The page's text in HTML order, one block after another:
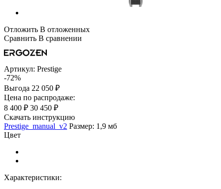
Отложить В отложенных
Сравнить В сравнении
Артикул: Prestige
-72%
Выгода 22 050 ₽
Цена по распродаже:
8 400 ₽ 30 450 ₽
Скачать инструкцию
Prestige_manual_v2 Размер: 1,9 мб
Цвет
Характеристики: